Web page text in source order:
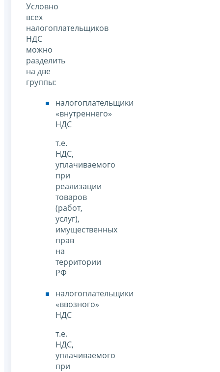
Условно
всех
налогоплательщиков
НДС
можно
разделить
на две
группы:
налогоплательщики
«внутреннего»
НДС
т.е.
НДС,
уплачиваемого
при
реализации
товаров
(работ,
услуг),
имущественных
прав
на
территории
РФ
налогоплательщики
«ввозного»
НДС
т.е.
НДС,
уплачиваемого
при